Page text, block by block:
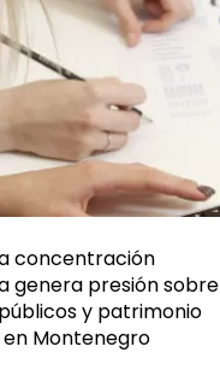
concentración
genera presión sobre
y patrimonio
Montenegro